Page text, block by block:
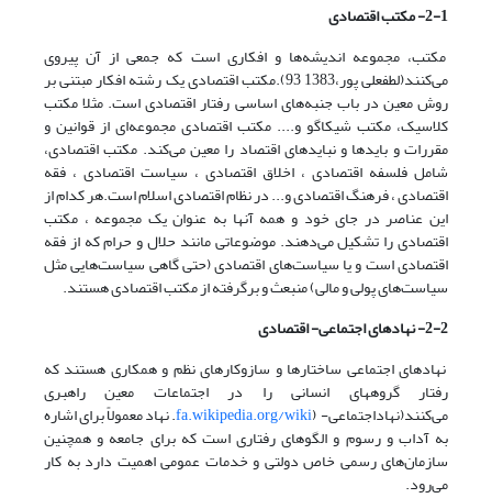
2-1- مکتب اقتصادی
مکتب، مجموعه اندیشه‌ها و افکاری است که جمعی از آن پیروی
می‌کنند(لطفعلی پور،1383 93).مکتب اقتصادی یک رشته افکار مبتنی بر
روش معین در باب جنبه‌های اساسی رفتار اقتصادی است. مثلا مکتب
کلاسیک، مکتب شیکاگو و.... مکتب اقتصادی مجموعه‌ای از قوانین و
مقررات و بایدها و نبایدهای اقتصاد را معین می‌کند. مکتب اقتصادی،
شامل فلسفه اقتصادی ، اخلاق اقتصادی ، سیاست اقتصادی ، فقه
اقتصادی ، فرهنگ اقتصادی و... در نظام اقتصادی اسلام است.هر کدام از
این عناصر در جای خود و همه آنها به عنوان یک مجموعه ، مکتب
اقتصادی را تشکیل می‌دهند. موضوعاتی مانند حلال و حرام که از فقه
اقتصادی است و یا سیاست‌های اقتصادی (حتی گاهی سیاست‌هایی مثل
سیاست‌های پولی و مالی) منبعث و برگرفته از مکتب اقتصادی هستند.
2-2- نهادهای اجتماعی- اقتصادی
نهادهای اجتماعی ساختارها و سازوکارهای نظم و همکاری هستند که
رفتار گروههای انسانی را در اجتماعات معین راهبری
می‌کنند(نهاداجتماعی- (fa.wikipedia.org/wiki. نهاد معمولاً برای اشاره
به آداب و رسوم و الگوهای رفتاری است که برای جامعه و همچنین
سازمان‌های رسمی خاص دولتی و خدمات عمومی اهمیت دارد به کار
می‌رود.